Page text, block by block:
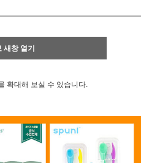
새창 열기
확대해 보실 수 있습니다.